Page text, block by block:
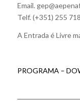
Email.
Telf. (+351) 255
A Entrada é Livre
PROGRAMA –